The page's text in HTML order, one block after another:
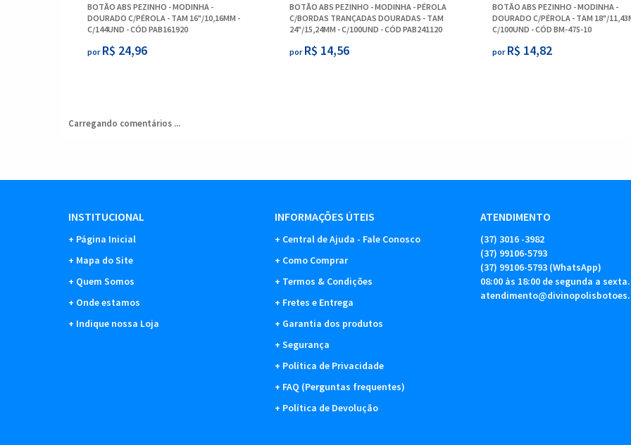
BOTÃO ABS PEZINHO - MODINHA -
DOURADO C/PÉROLA - TAM 16"/10,16MM -
C/144UND - CÓD PAB161920
por R$ 24,96
BOTÃO ABS PEZINHO - MODINHA - PÉROLA
C/BORDAS TRANÇADAS DOURADAS - TAM
24"/15,24MM - C/100UND - CÓD PAB241120
por R$ 14,56
BOTÃO ABS PEZINHO - MODINHA -
DOURADO C/PÉROLA - TAM 18"/
C/100UND - CÓD BM-475-10
por R$ 14,82
Carregando comentários ...
INSTITUCIONAL
Página Inicial
Mapa do Site
Quem Somos
Onde estamos
Indique nossa Loja
INFORMAÇÕES ÚTEIS
Central de Ajuda - Fale Conosco
Como Comprar
Termos & Condições
Fretes e Entrega
Garantia dos produtos
Segurança
Política de Privacidade
FAQ (Perguntas frequentes)
Política de Devolução
ATENDIMENTO
(37) 3016 -3982
(37) 99106-5793
(37) 99106-5793 (WhatsApp)
08:00 às 18:00 de segunda a sexta.